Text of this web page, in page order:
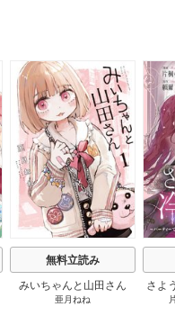
無料立読み
みいちゃんと山田さん
亜月ねね
さよ
活